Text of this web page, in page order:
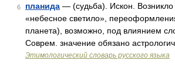
6 планида — (судьба). Искон.
«небесное светило»,
планета), возможно, под влиянием
Соврем. значение обязано
Этимологический словарь русского языка